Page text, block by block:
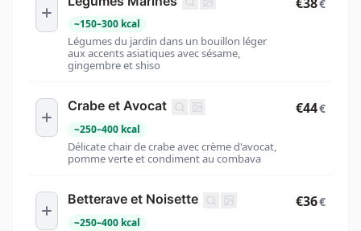
~150–300 kcal
Légumes du jardin dans un bouillon léger
aux accents asiatiques avec sésame,
gingembre et shiso
€
Crabe et Avocat
~250–400 kcal
Délicate chair de crabe avec crème d'avocat,
pomme verte et condiment au combava
€44€
Betterave et Noisette
~250–400 kcal
€36€